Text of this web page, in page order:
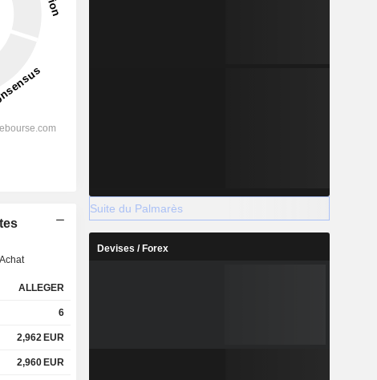
Achat
ALLEGER
6
2,962 EUR
2,960 EUR
Suite du Palmarès
Devises / Forex